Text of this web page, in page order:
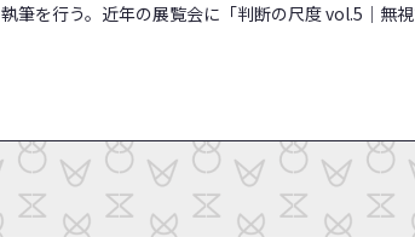
執筆を行う。近年の展覧会に「判断の尺度 vol.5｜無